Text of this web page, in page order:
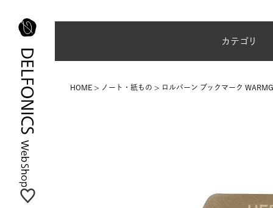
カテゴリ
HOME ノート・紙もの ロルバーン ブックマーク